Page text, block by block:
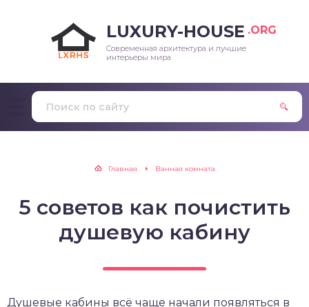
LUXURY-HOUSE .ORG
Современная архитектура и лучшие
интерьеры мира
Главная Ванная комната
5 советов как почистить
душевую кабину
Душевые кабины всё чаще начали появляться в